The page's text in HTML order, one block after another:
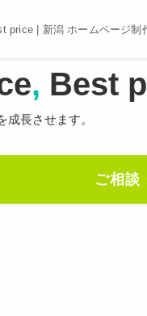
price | 新潟 ホームページ制
, Best
成長させます。
ご相談